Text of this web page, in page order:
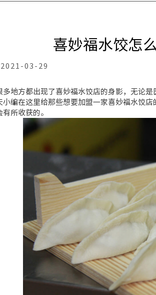
喜妙福水饺怎
2021-03-29
多地方都出现了喜妙福水饺店的身影，无论
小编在这里给那些想要加盟一家喜妙福水饺
所收获的。